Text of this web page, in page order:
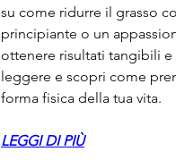
su come ridurre il grasso
principiante o un
ottenere risultati tangibili e
leggere e scopri come
forma fisica della tua vita.
LEGGI DI PIÙ